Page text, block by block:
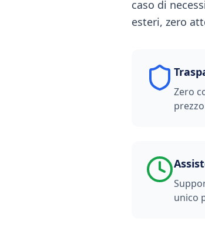
caso di
esteri, zero
Zero
unico